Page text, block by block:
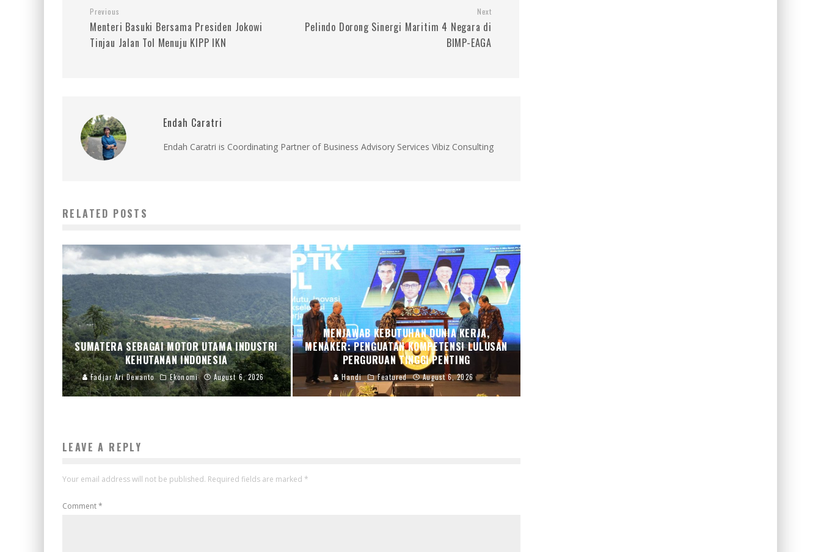
Previous
Menteri Basuki Bersama Presiden Jokowi
Tinjau Jalan Tol Menuju KIPP IKN
Next
Pelindo Dorong Sinergi Maritim 4 Negara di
BIMP-EAGA
Endah Caratri
Endah Caratri is Coordinating Partner of Business Advisory Services Vibiz Consulting
RELATED POSTS
SUMATERA SEBAGAI MOTOR UTAMA INDUSTRI
KEHUTANAN INDONESIA
Fadjar Ari Dewanto Ekonomi August 6, 2026
MENJAWAB KEBUTUHAN DUNIA KERJA,
MENAKER: PENGUATAN KOMPETENSI LULUSAN
PERGURUAN TINGGI PENTING
Handi Featured August 6, 2026
LEAVE A REPLY
Your email address will not be published. Required fields are marked *
Comment*